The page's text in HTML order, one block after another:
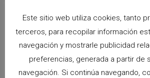
Please leave
Categorías
Este sitio web utiliza cookies, tanto
terceros, para recopilar información
navegación y mostrarle publicidad
preferencias, generada a partir de
navegación. Si continúa navegando,